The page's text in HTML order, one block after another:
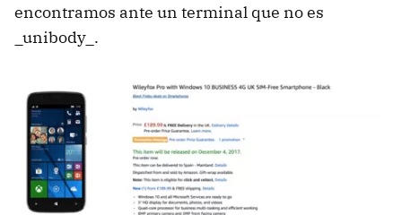
encontramos ante un terminal que no es
_unibody_.